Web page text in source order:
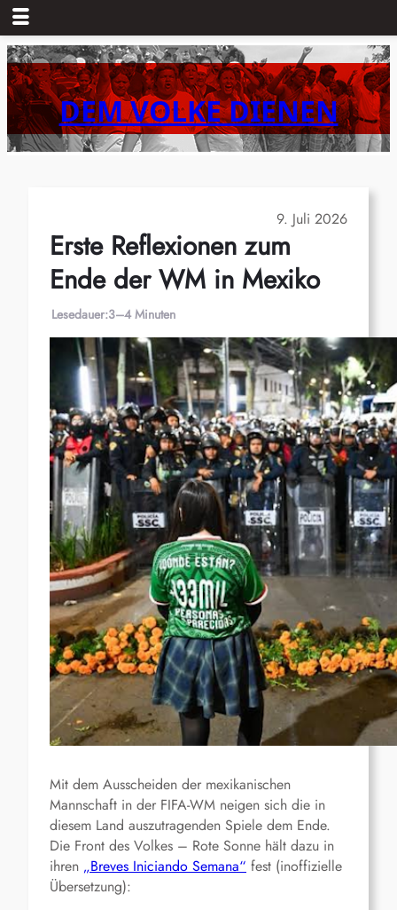
Zum
Inhalt
springenDEM VOLKE DIENEN
9. Juli 2026
Erste Reflexionen zum
Ende der WM in Mexiko
Lesedauer:3–4 Minuten
Mit dem Ausscheiden der mexikanischen
Mannschaft in der FIFA-WM neigen sich die in
diesem Land auszutragenden Spiele dem Ende.
Die Front des Volkes – Rote Sonne hält dazu in
ihren „Breves Iniciando Semana“ fest (inoffizielle
Übersetzung):